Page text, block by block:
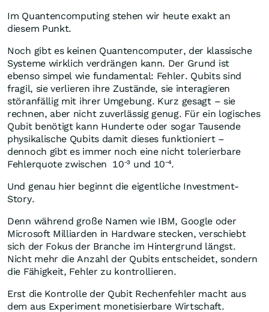
Im Quantencomputing stehen wir heute exakt an
diesem Punkt.
Noch gibt es keinen Quantencomputer, der klassische
Systeme wirklich verdrängen kann. Der Grund ist
ebenso simpel wie fundamental: Fehler. Qubits sind
fragil, sie verlieren ihre Zustände, sie interagieren
störanfällig mit ihrer Umgebung. Kurz gesagt – sie
rechnen, aber nicht zuverlässig genug. Für ein logisches
Qubit benötigt kann Hunderte oder sogar Tausende
physikalische Qubits damit dieses funktioniert –
dennoch gibt es immer noch eine nicht tolerierbare
Fehlerquote zwischen 10⁻³ und 10⁻⁴.
Und genau hier beginnt die eigentliche Investment-
Story.
Denn während große Namen wie IBM, Google oder
Microsoft Milliarden in Hardware stecken, verschiebt
sich der Fokus der Branche im Hintergrund längst.
Nicht mehr die Anzahl der Qubits entscheidet, sondern
die Fähigkeit, Fehler zu kontrollieren.
Erst die Kontrolle der Qubit Rechenfehler macht aus
dem aus Experiment monetisierbare Wirtschaft.